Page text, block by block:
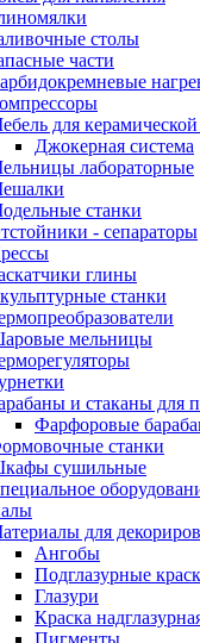
столы
части
для керамической
Джокерная система
лабораторные
станки
- сепараторы
глины
станки
мельницы
и стаканы для
Фарфоровые
станки
сушильные
для
Ангобы
Подглазурные
Глазури
Краска
Пигменты